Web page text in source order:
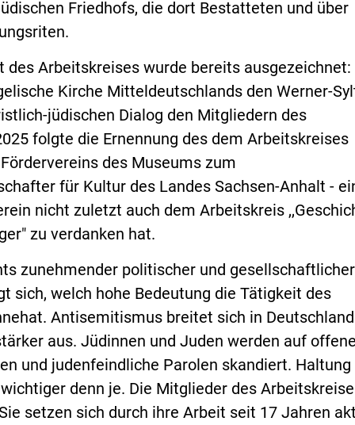
Friedhofs, die dort Bestatteten und über
des Arbeitskreises wurde bereits ausgezeichnet:
Kirche Mitteldeutschlands den Werner-
jüdischen Dialog den Mitgliedern des
folgte die Ernennung des dem Arbeitskreises
des Museums zum
für Kultur des Landes Sachsen-Anhalt -
nicht zuletzt auch dem Arbeitskreis
zu verdanken hat.
zunehmender politischer und gesellschaftlicher
sich, welch hohe Bedeutung die Tätigkeit des
Antisemitismus breitet sich in
aus. Jüdinnen und Juden werden auf
und judenfeindliche Parolen skandiert. Haltung
denn je. Die Mitglieder des
setzen sich durch ihre Arbeit seit 17 Jahren